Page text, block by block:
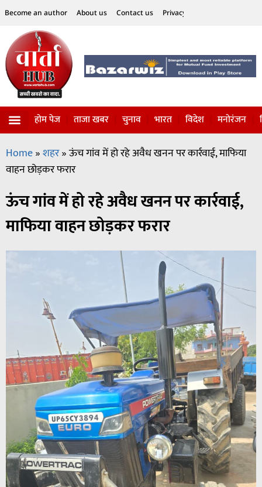
Become an author About us Contact us Privacy Policy
होम पेज ताजा खबर चुनाव भारत विदेश मनोरंजन
Home»शहर»ऊंच गांव में हो रहे अवैध खनन पर कार्रवाई, माफिया
वाहन छोड़कर फरार
ऊंच गांव में हो रहे अवैध खनन पर कार्रवाई,
माफिया वाहन छोड़कर फरार